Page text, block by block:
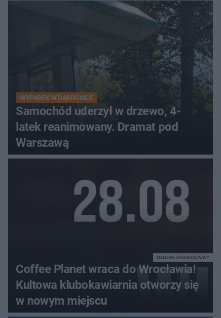
WYPADEK W DĄBRÓWCE
Samochód uderzył w drzewo, 4-
latek reanimowany. Dramat pod
Warszawą
Coffee Planet wraca do Wrocławia!
Kultowa klubokawiarnia otworzy się
w nowym miejscu
MATERIAŁ SPONSOROWANY